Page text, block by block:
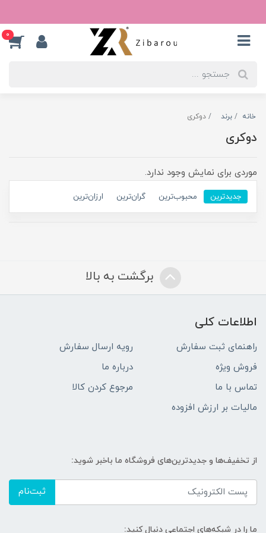
0
خانه برند دوکری
دوکری
موردی برای نمایش وجود ندارد.
جدیدترین محبوب‌ترین گران‌ترین ارزان‌ترین
برگشت به بالا
اطلاعات کلی
راهنمای ثبت سفارش
رویه ارسال سفارش
فروش ویژه
درباره ما
تماس با ما
مرجوع کردن کالا
مالیات بر ارزش افزوده
از تخفیف‌ها و جدیدترین‌های فروشگاه ما باخبر شوید:
ثبت‌نام
ما را در شبکه‌های اجتماعی دنبال کنید: